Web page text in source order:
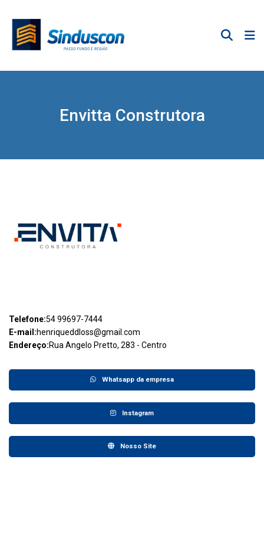
Envitta Construtora
Telefone:54 99697-7444
E-mail:henriqueddloss@gmail.com
Endereço:Rua Angelo Pretto, 283 - Centro
Whatsapp da empresa
Instagram
Nosso Site